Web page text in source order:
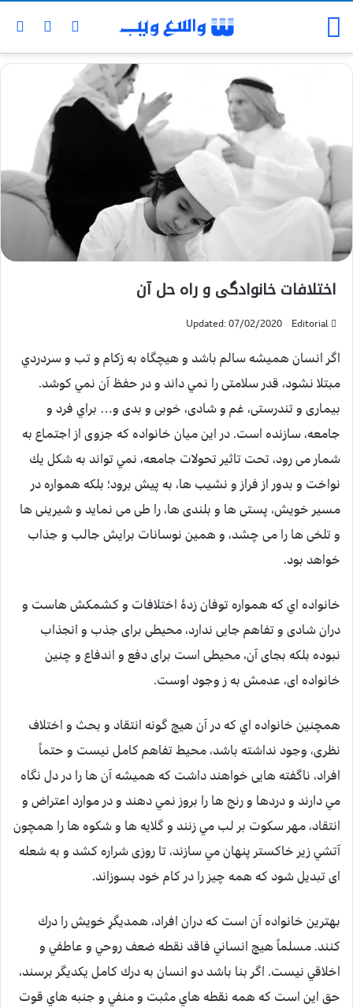
اختلافات خانوادگی و راه حل آن
Editorial
Updated: 07/02/2020
اگر انسان هميشه سالم باشد و هیچگاه به زكام و تب و سردردي
مبتلا نشود، قدر سلامتی را نمي داند و در حفظ آن نمي كوشد.
بیماری و تندرستی، غم و شادی، خوبی و بدی و… براي فرد و
جامعه، سازنده است. در این میان خانواده که جزوی از اجتماع به
شمار می رود، تحت تاثیر تحولات جامعه، نمي تواند به شکل يك
نواخت و بدور از فراز و نشیب ها، به پیش برود؛ بلکه همواره در
مسیر خویش، پستی ها و بلندی ها، را طی می نماید و شیرینی ها
و تلخی ها را می چشد، و همین نوسانات برایش جالب و جذاب
خواهد بود.
خانواده اي كه همواره توفان زدۀ اختلافات و كشمكش هاست و
دران شادی و تفاهم جایی ندارد، محيطی برای جذب و انجذاب
نبوده بلكه بجای آن، محيطی است برای دفع و اندفاع و چنین
خانواده ای، عدمش به ز وجود اوست.
همچنین خانواده اي كه در آن هيچ گونه انتقاد و بحث و اختلاف
نظری، وجود نداشته باشد، محيط تفاهم كامل نيست و حتماً
افراد، ناگفته هایی خواهند داشت که همیشه آن ها را در دل نگاه
مي دارند و دردها و رنج ها را بروز نمي دهند و در موارد اعتراض و
انتقاد، مهر سكوت بر لب مي زنند و گلايه ها و شكوه ها را همچون
آتشي زير خاكستر پنهان مي سازند، تا روزی شراره کشد و به شعله
ای تبدیل شود که همه چيز را در كام خود بسوزاند.
بهترین خانواده آن است که دران افراد، همدیگرِ خویش را درك
كنند. مسلماً هيچ انساني فاقد نقطه ضعف روحي و عاطفي و
اخلاقي نيست. اگر بنا باشد دو انسان به درك كامل يكديگر برسند،
حق اين است كه همه نقطه هاي مثبت و منفي و جنبه هاي قوت